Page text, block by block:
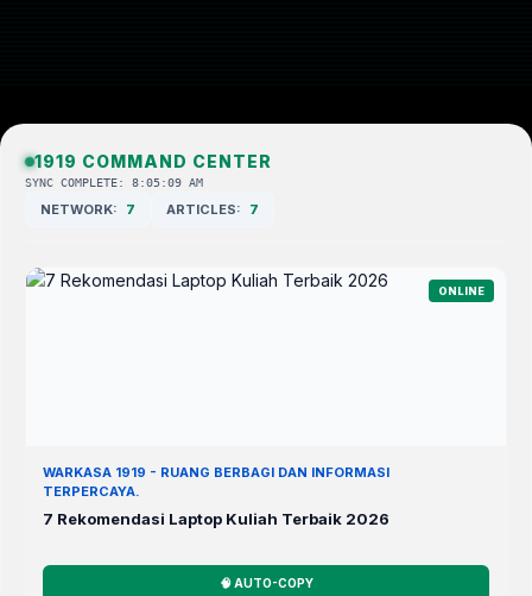
1919 COMMAND CENTER
SYNC COMPLETE: 8:05:09 AM
NETWORK: 7 ARTICLES: 7
ONLINE
WARKASA 1919 - RUANG BERBAGI DAN INFORMASI
TERPERCAYA.
7 Rekomendasi Laptop Kuliah Terbaik 2026
🧠 AUTO-COPY